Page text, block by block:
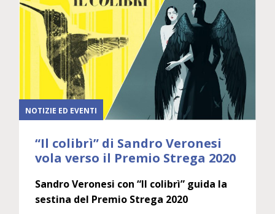
NOTIZIE ED EVENTI
“Il colibrì” di Sandro Veronesi
vola verso il Premio Strega 2020
Sandro Veronesi con “Il colibrì” guida la
sestina del Premio Strega 2020